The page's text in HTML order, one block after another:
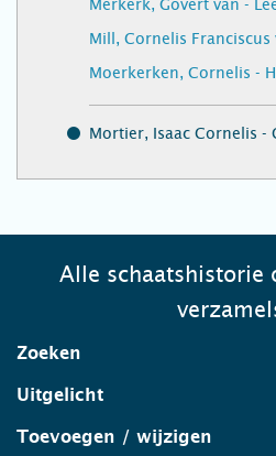
Merkerk, Govert van -
Mill, Cornelis Franciscus
Moerkerken, Cornelis -
Mortier, Isaac Cornelis -
Alle schaatshistorie
Zoeken
Uitgelicht
Toevoegen / wijzigen